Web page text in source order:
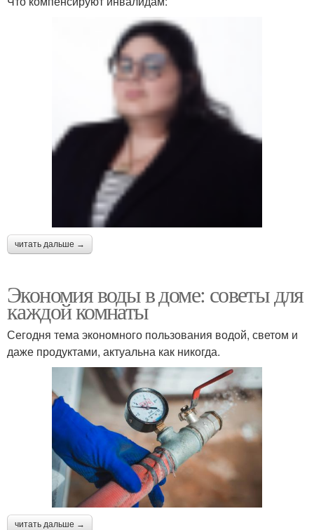
читать дальше →
Экономия воды в доме: советы для
каждой комнаты
Сегодня тема экономного пользования водой, светом и
даже продуктами, актуальна как никогда.
читать дальше →